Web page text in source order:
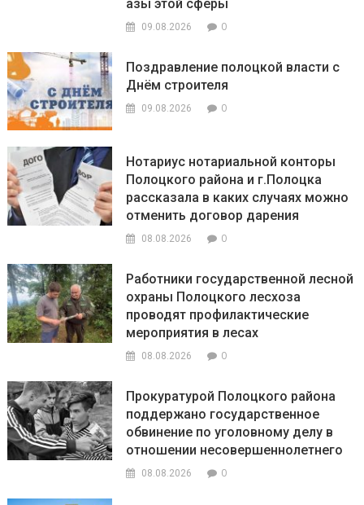
азы этой сферы
09.08.2026 0
Поздравление полоцкой власти с
Днём строителя
09.08.2026 0
Нотариус нотариальной конторы
Полоцкого района и г.Полоцка
рассказала в каких случаях можно
отменить договор дарения
08.08.2026 0
Работники государственной лесной
охраны Полоцкого лесхоза
проводят профилактические
мероприятия в лесах
08.08.2026 0
Прокуратурой Полоцкого района
поддержано государственное
обвинение по уголовному делу в
отношении несовершеннолетнего
08.08.2026 0